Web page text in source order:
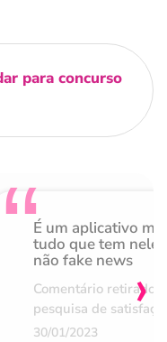
para concurso
É um aplicativo
tudo que tem nele
não fake news
Comentário retirado
pesquisa de
30/01/2023
›